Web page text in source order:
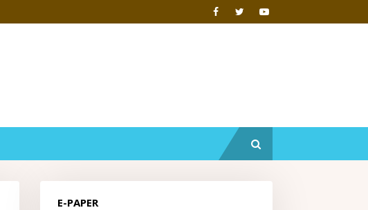
E-PAPER